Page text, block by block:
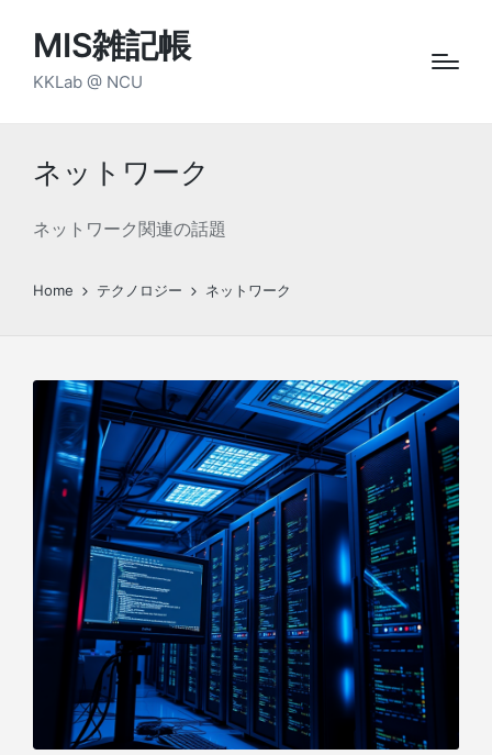
MIS雑記帳
KKLab @ NCU
ネットワーク
ネットワーク関連の話題
Home テクノロジー ネットワーク